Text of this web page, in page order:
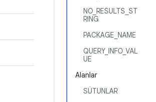
NO_RESULTS_ST
RING
PACKAGE_NAME
QUERY_INFO_VAL
UE
Alanlar
SÜTUNLAR